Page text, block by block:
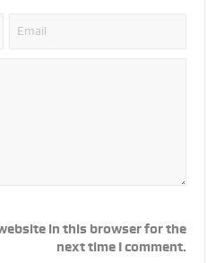
in this browser for the
next time I comment.